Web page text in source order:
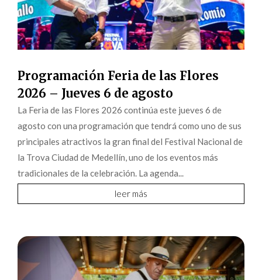
Programación Feria de las Flores
2026 – Jueves 6 de agosto
La Feria de las Flores 2026 continúa este jueves 6 de
agosto con una programación que tendrá como uno de sus
principales atractivos la gran final del Festival Nacional de
la Trova Ciudad de Medellín, uno de los eventos más
tradicionales de la celebración. La agenda...
leer más